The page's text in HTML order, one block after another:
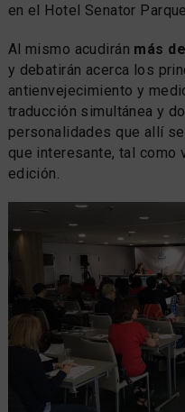
en el Hotel Senator
Al mismo acudirán más
y debatirán acerca los
antienvejecimiento y
traducción simultánea y
personalidades que allí
que interesante, tal como
edición.